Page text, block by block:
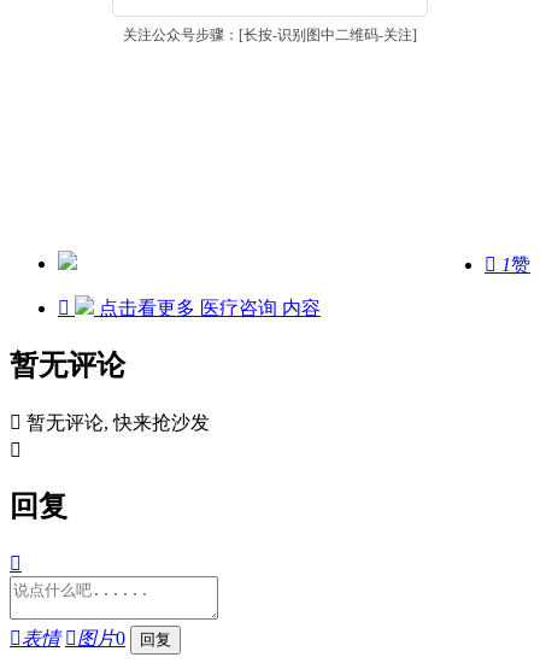
关注公众号步骤：[长按-识别图中二维码-关注]
 1赞
 点击看更多 医疗咨询 内容
暂无评论
 暂无评论, 快来抢沙发

回复

表情 图片0